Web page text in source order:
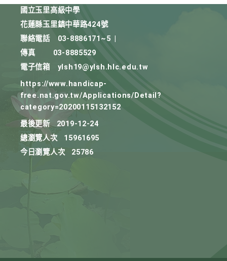
國立玉里高級中學
花蓮縣玉里鎮中華路424號
聯絡電話
03-8886171~5
傳真
03-8885529
電子信箱
ylsh19@ylsh.hlc.edu.tw
https://www.handicap-
free.nat.gov.tw/Applications/Detail?
category=20200115132152
最後更新
2019-12-24
總瀏覽人次
15961695
今日瀏覽人次
25786